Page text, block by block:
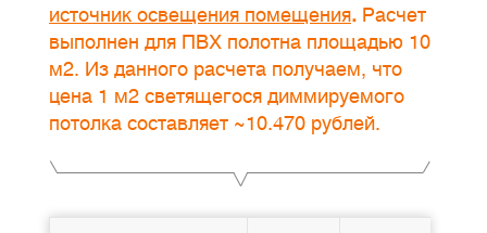
источник освещения помещения. Расчет
выполнен для ПВХ полотна площадью 10
м2. Из данного расчета получаем, что
цена 1 м2 светящегося диммируемого
потолка составляет ~10.470 рублей.